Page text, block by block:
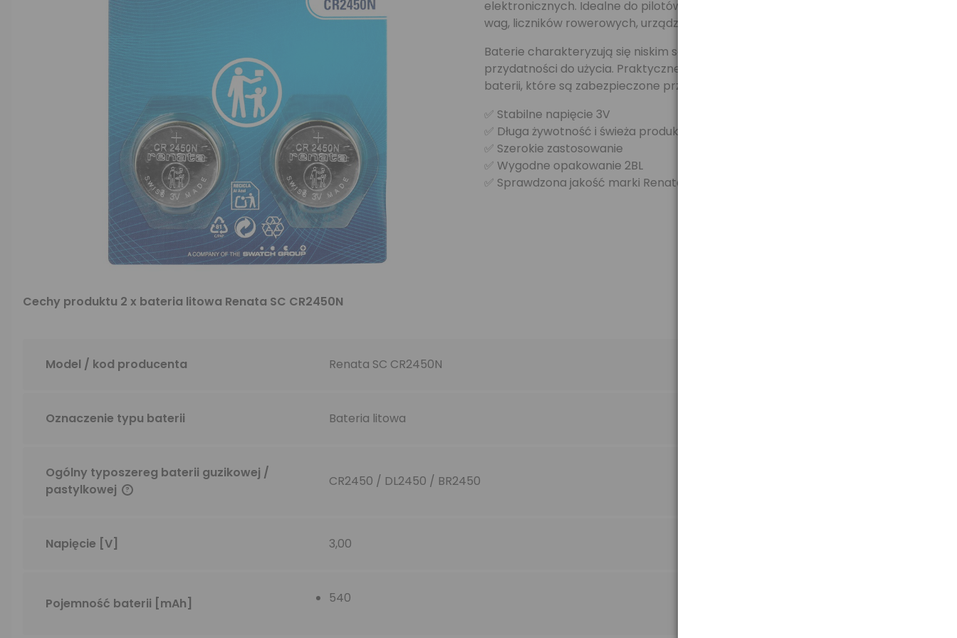
elektronicznych. Idealne do pilotów samochodowych, zegarków, kalkulatorów,
wag, liczników rowerowych, urządzeń medycznych i elektroniki użytkowej.
Baterie charakteryzują się niskim samorozładowaniem oraz długim okresem
przydatności do użycia. Praktyczne opakowanie typu blister zawiera 2 sztuki
baterii, które są zabezpieczone przed uszkodzeniem i zwarciem.
✅ Stabilne napięcie 3V
✅ Długa żywotność i świeża produkcja
✅ Szerokie zastosowanie
✅ Wygodne opakowanie 2BL
✅ Sprawdzona jakość marki Renata
Cechy produktu 2 x bateria litowa Renata SC CR2450N
Model / kod producenta Renata SC CR2450N
Oznaczenie typu baterii Bateria litowa
Ogólny typoszereg baterii guzikowej /
pastylkowej
CR2450 / DL2450 / BR2450
Napięcie [V] 3,00
Pojemność baterii [mAh] 540